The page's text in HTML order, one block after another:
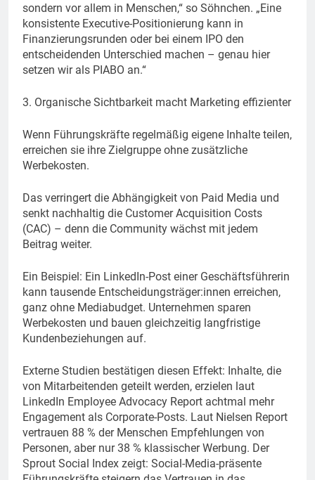
sondern vor allem in Menschen,“ so Söhnchen. „Eine
konsistente Executive-Positionierung kann in
Finanzierungsrunden oder bei einem IPO den
entscheidenden Unterschied machen – genau hier
setzen wir als PIABO an.“
3. Organische Sichtbarkeit macht Marketing effizienter
Wenn Führungskräfte regelmäßig eigene Inhalte teilen,
erreichen sie ihre Zielgruppe ohne zusätzliche
Werbekosten.
Das verringert die Abhängigkeit von Paid Media und
senkt nachhaltig die Customer Acquisition Costs
(CAC) – denn die Community wächst mit jedem
Beitrag weiter.
Ein Beispiel: Ein LinkedIn-Post einer Geschäftsführerin
kann tausende Entscheidungsträger:innen erreichen,
ganz ohne Mediabudget. Unternehmen sparen
Werbekosten und bauen gleichzeitig langfristige
Kundenbeziehungen auf.
Externe Studien bestätigen diesen Effekt: Inhalte, die
von Mitarbeitenden geteilt werden, erzielen laut
LinkedIn Employee Advocacy Report achtmal mehr
Engagement als Corporate-Posts. Laut Nielsen Report
vertrauen 88 % der Menschen Empfehlungen von
Personen, aber nur 38 % klassischer Werbung. Der
Sprout Social Index zeigt: Social-Media-präsente